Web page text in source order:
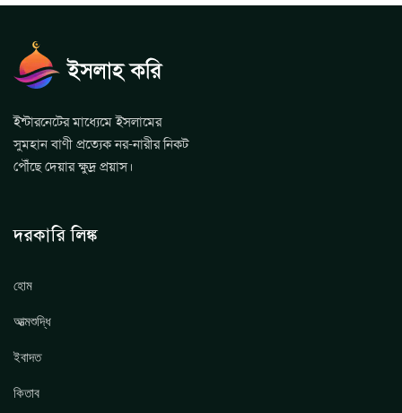
ইন্টারনেটের মাধ্যেমে ইসলামের
সুমহান বাণী প্রত্যেক নর-নারীর নিকট
পৌঁছে দেয়ার ক্ষুদ্র প্রয়াস।
দরকারি লিঙ্ক
হোম
আত্মশুদ্ধি
ইবাদত
কিতাব